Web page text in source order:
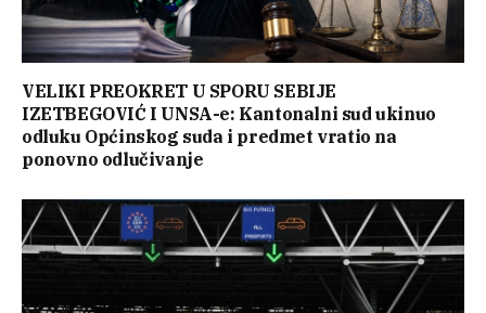
VELIKI PREOKRET U SPORU SEBIJE
IZETBEGOVIĆ I UNSA-e: Kantonalni sud ukinuo
odluku Općinskog suda i predmet vratio na
ponovno odlučivanje